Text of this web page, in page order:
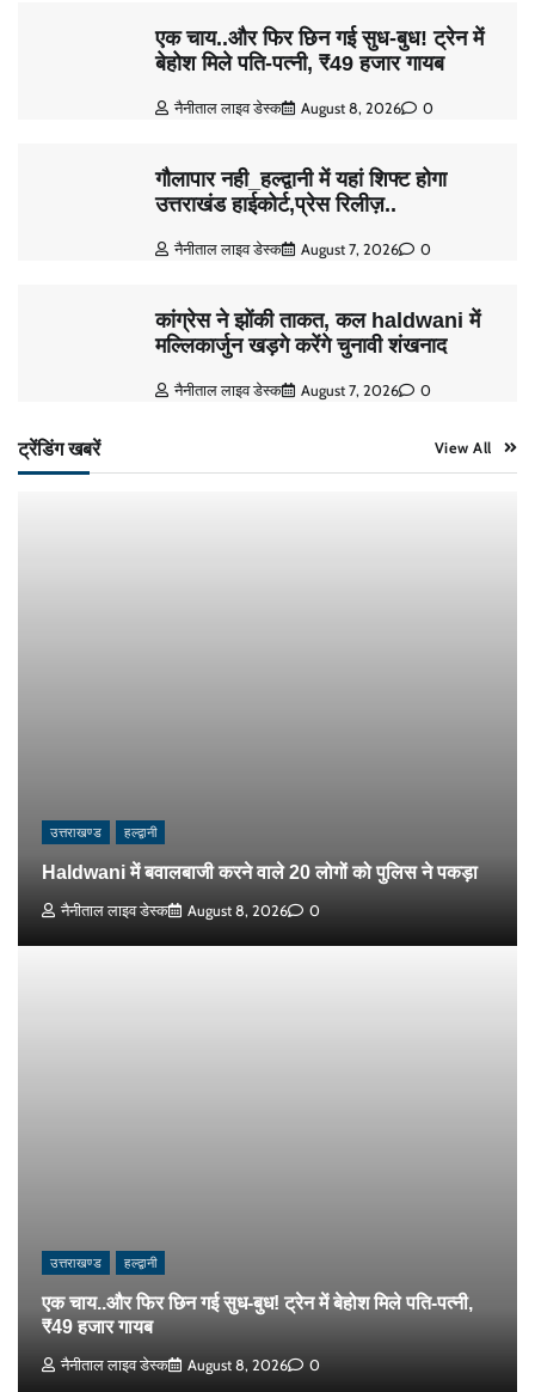
एक चाय..और फिर छिन गई सुध-बुध! ट्रेन में
बेहोश मिले पति-पत्नी, ₹49 हजार गायब
नैनीताल लाइव डेस्क August 8, 2026 0
गौलापार नही_हल्द्वानी में यहां शिफ्ट होगा
उत्तराखंड हाईकोर्ट,प्रेस रिलीज़..
नैनीताल लाइव डेस्क August 7, 2026 0
कांग्रेस ने झोंकी ताकत, कल haldwani में
मल्लिकार्जुन खड़गे करेंगे चुनावी शंखनाद
नैनीताल लाइव डेस्क August 7, 2026 0
ट्रेंडिंग खबरें View All
उत्तराखण्ड हल्द्वानी
Haldwani में बवालबाजी करने वाले 20 लोगों को पुलिस ने पकड़ा
नैनीताल लाइव डेस्क August 8, 2026 0
उत्तराखण्ड हल्द्वानी
एक चाय..और फिर छिन गई सुध-बुध! ट्रेन में बेहोश मिले पति-पत्नी,
₹49 हजार गायब
नैनीताल लाइव डेस्क August 8, 2026 0